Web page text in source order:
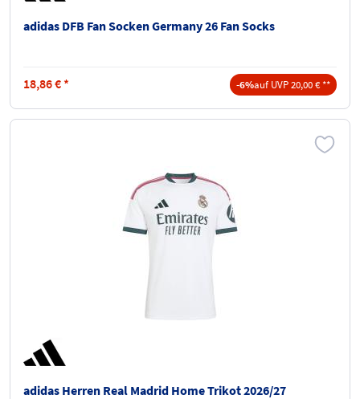
adidas DFB Fan Socken Germany 26 Fan Socks
18,86€ * -6%auf UVP 20,00 € **
adidas Herren Real Madrid Home Trikot 2026/27